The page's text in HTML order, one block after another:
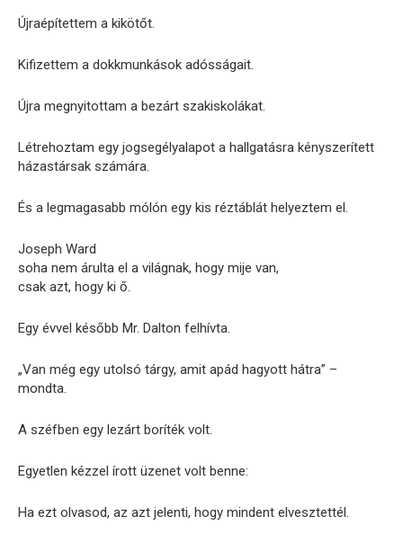
Újraépítettem a kikötőt.
Kifizettem a dokkmunkások adósságait.
Újra megnyitottam a bezárt szakiskolákat.
Létrehoztam egy jogsegélyalapot a hallgatásra kényszerített
házastársak számára.
És a legmagasabb mólón egy kis réztáblát helyeztem el.
Joseph Ward
soha nem árulta el a világnak, hogy mije van,
csak azt, hogy ki ő.
Egy évvel később Mr. Dalton felhívta.
„Van még egy utolsó tárgy, amit apád hagyott hátra” –
mondta.
A széfben egy lezárt boríték volt.
Egyetlen kézzel írott üzenet volt benne:
Ha ezt olvasod, az azt jelenti, hogy mindent elvesztettél.